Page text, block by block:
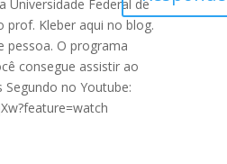
Universidade Federal de
prof. Kleber aqui no blog.
pessoa. O programa
consegue assistir ao
no Youtube: